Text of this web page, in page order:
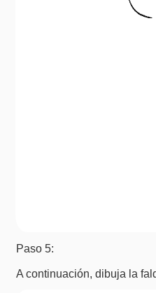
Paso 5:
A continuación, dibuja la